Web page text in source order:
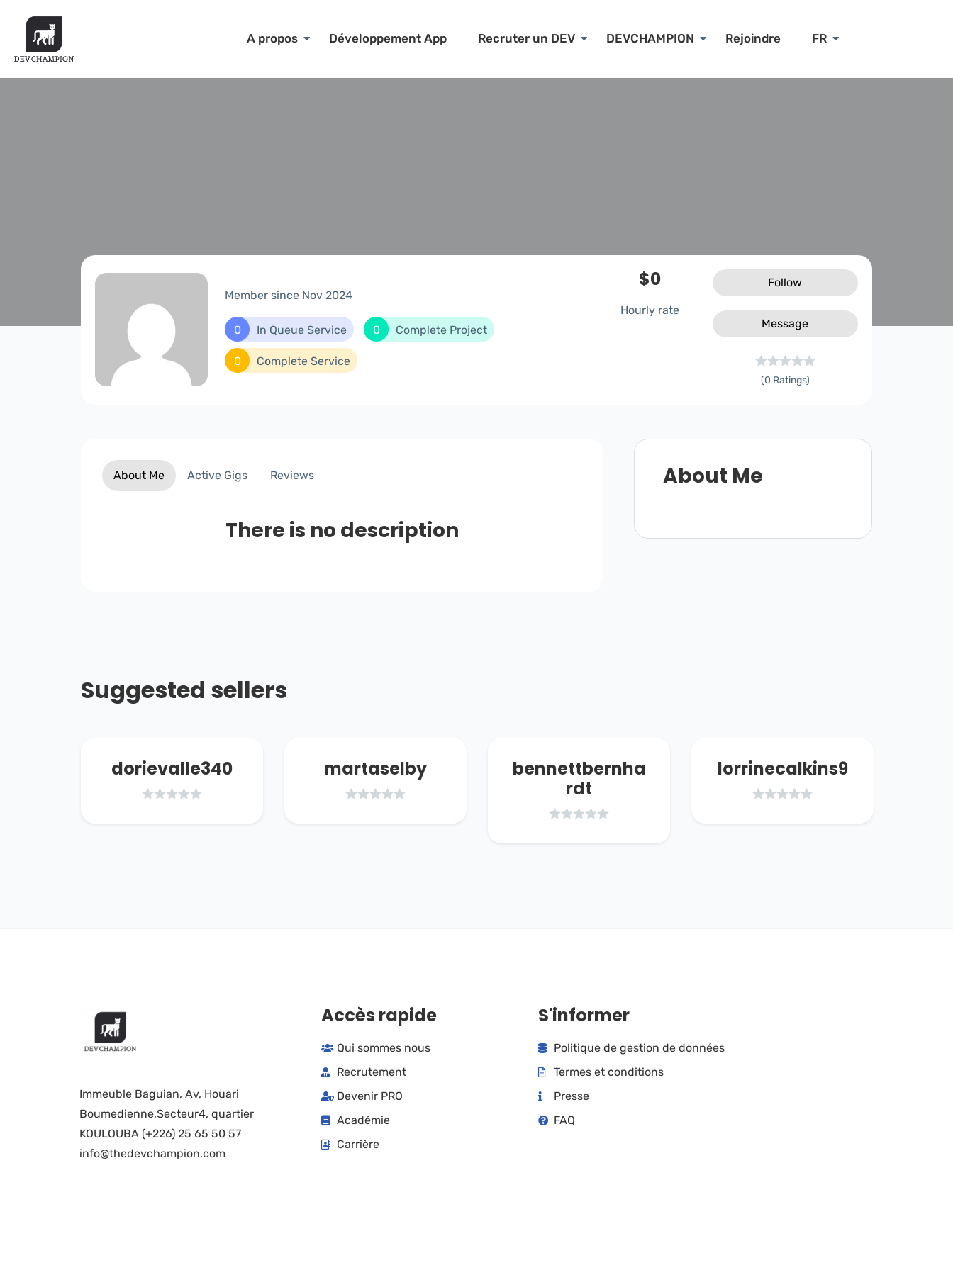
A propos Développement App Recruter un DEV DEVCHAMPION Rejoindre FR
Member since Nov 2024
0 In Queue Service 0 Complete Project
0 Complete Service
$0
Hourly rate
Follow
Message
(0 Ratings)
About Me Active Gigs Reviews
There is no description
About Me
Suggested sellers
dorievalle340 martaselby
bennettbernha
rdt
lorrinecalkins9
Immeuble Baguian, Av, Houari
Boumedienne,Secteur4, quartier
KOULOUBA (+226) 25 65 50 57
info@thedevchampion.com
Accès rapide
Qui sommes nous
Recrutement
Devenir PRO
Académie
Carrière
S'informer
Politique de gestion de données
Termes et conditions
Presse
FAQ